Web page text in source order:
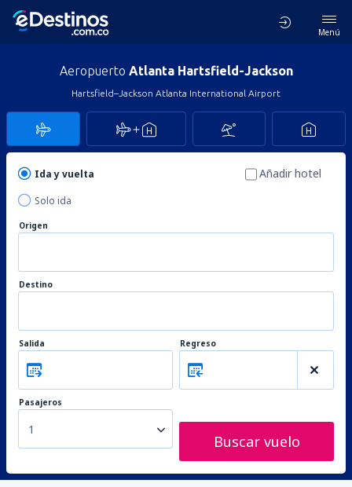
Menú
Aeropuerto Atlanta Hartsfield-Jackson
Hartsfield–Jackson Atlanta International Airport
Ida y vuelta
Solo ida
Añadir hotel
Origen
Destino
Salida Regreso
Pasajeros
1
Buscar vuelo